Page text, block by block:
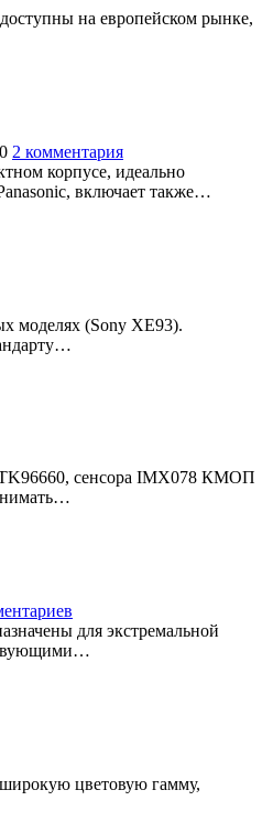
на европейском рынке,
2 комментария
корпусе, идеально
включает также…
моделях (Sony XE93).
сенсора IMX078 КМОП
для экстремальной
цветовую гамму,